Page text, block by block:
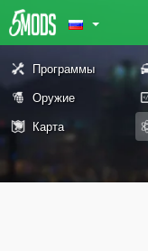
Программы
Оружие
Карта